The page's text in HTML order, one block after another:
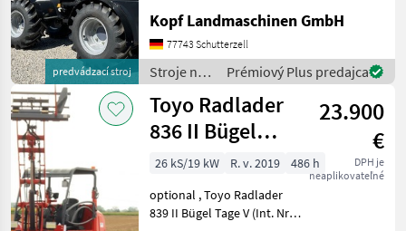
predvádzací stroj
Steuerkreis, STVZO-
GutachtenStandard
Schaufel 110 cm und
Palettengabel
Neumaschine 2024 3, 1
Kopf Landmaschinen GmbH
77743 Schutterzell
Stroje na
stavbu /
Toyo
Prémiový Plus predajca
Toyo Radlader
836 II Bügel
Stage V 310
Hubmast
23.900
€
DPH je
neaplikovateľné
26 kS/19 kW R. v. 2019
486 h
optional , Toyo Radlader
839 II Bügel Tage V (Int. Nr.